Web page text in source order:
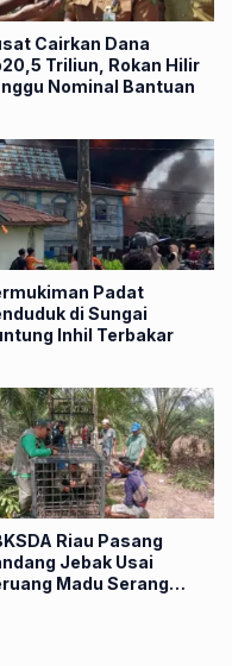
Cairkan Dana
Triliun, Rokan Hilir
Nominal Bantuan
Padat
di Sungai
Inhil Terbakar
Riau Pasang
Jebak Usai
Madu Serang